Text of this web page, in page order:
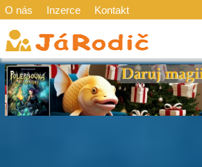
O nás Inzerce Kontakt